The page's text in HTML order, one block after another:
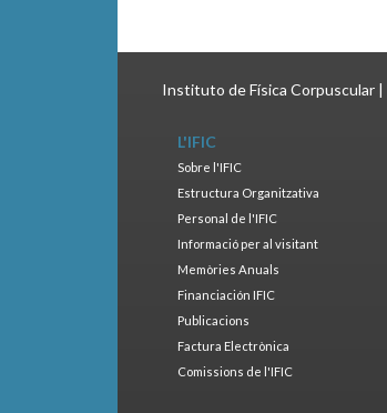
Instituto de Física Corpuscular
L'IFIC
Sobre l'IFIC
Estructura Organitzativa
Personal de l'IFIC
Informació per al visitant
Memòries Anuals
Financiación IFIC
Publicacions
Factura Electrònica
Comissions de l'IFIC